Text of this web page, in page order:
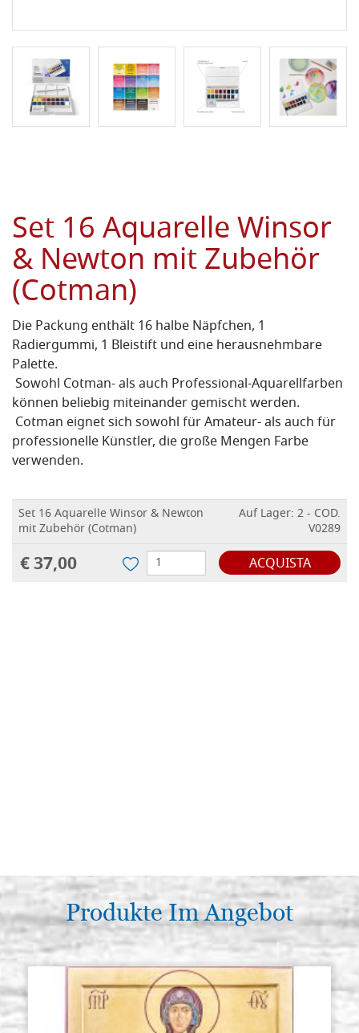
Set 16 Aquarelle Winsor
& Newton mit Zubehör
(Cotman)
Die Packung enthält 16 halbe Näpfchen, 1
Radiergummi, 1 Bleistift und eine herausnehmbare
Palette.
Sowohl Cotman- als auch Professional-Aquarellfarben
können beliebig miteinander gemischt werden.
Cotman eignet sich sowohl für Amateur- als auch für
professionelle Künstler, die große Mengen Farbe
verwenden.
Set 16 Aquarelle Winsor & Newton
mit Zubehör (Cotman)
Auf Lager: 2 - COD.
V0289
€ 37,00 ACQUISTA
Produkte Im Angebot